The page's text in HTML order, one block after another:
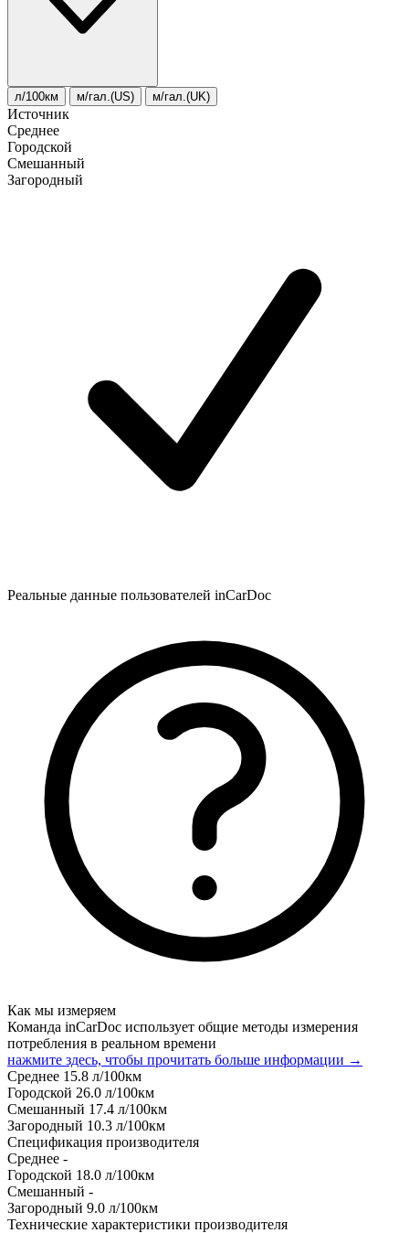
л/100км м/гал.(US) м/гал.(UK)
Источник
Среднее
Городской
Смешанный
Загородный
Реальные данные пользователей inCarDoc
Как мы измеряем
Команда inCarDoc использует общие методы измерения
потребления в реальном времени
нажмите здесь, чтобы прочитать больше информации →
Среднее 15.8 л/100км
Городской 26.0 л/100км
Смешанный 17.4 л/100км
Загородный 10.3 л/100км
Спецификация производителя
Среднее -
Городской 18.0 л/100км
Смешанный -
Загородный 9.0 л/100км
Технические характеристики производителя